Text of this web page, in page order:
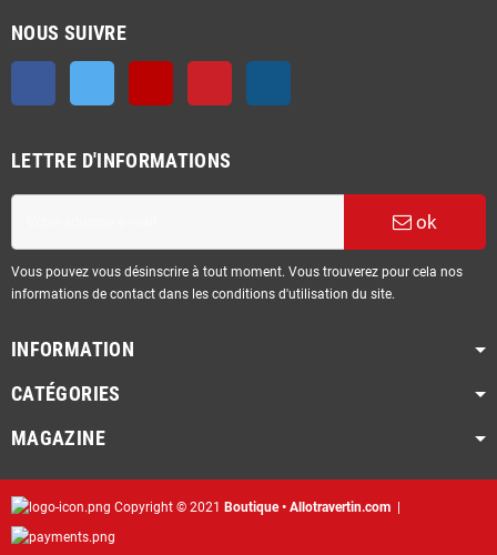
NOUS SUIVRE
Facebook Twitter YouTube
LETTRE D'INFORMATIONS
ok
Vous pouvez vous désinscrire à tout moment. Vous trouverez pour cela nos
informations de contact dans les conditions d'utilisation du site.
INFORMATION
CATÉGORIES
MAGAZINE
Copyright © 2021 Boutique • Allotravertin.com |